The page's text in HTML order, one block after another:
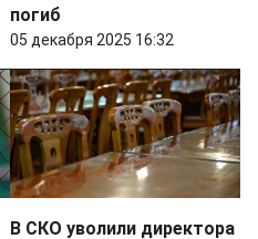
погиб
05 декабря 2025 16:32
В СКО уволили директора